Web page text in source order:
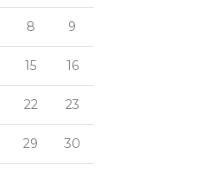
8 9
15 16
22 23
29 30